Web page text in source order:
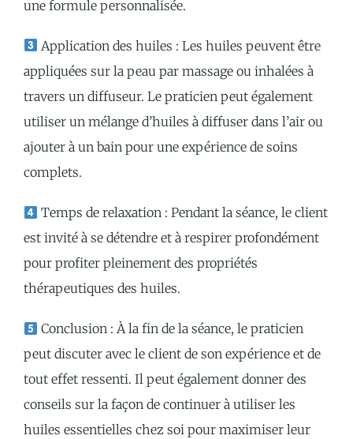
une formule personnalisée.
Application des huiles : Les huiles peuvent être
appliquées sur la peau par massage ou inhalées à
travers un diffuseur. Le praticien peut également
utiliser un mélange d’huiles à diffuser dans l’air ou
ajouter à un bain pour une expérience de soins
complets.
Temps de relaxation : Pendant la séance, le client
est invité à se détendre et à respirer profondément
pour profiter pleinement des propriétés
thérapeutiques des huiles.
Conclusion : À la fin de la séance, le praticien
peut discuter avec le client de son expérience et de
tout effet ressenti. Il peut également donner des
conseils sur la façon de continuer à utiliser les
huiles essentielles chez soi pour maximiser leur